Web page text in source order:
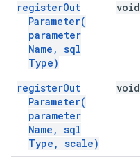
registerOut
Parameter(
parameter
Name , sql
Type)
void
registerOut
Parameter(
parameter
Name , sql
Type , scale)
void